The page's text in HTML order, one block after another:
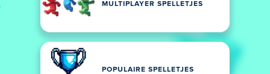
MULTIPLAYER SPELLETJES
POPULAIRE SPELLETJES